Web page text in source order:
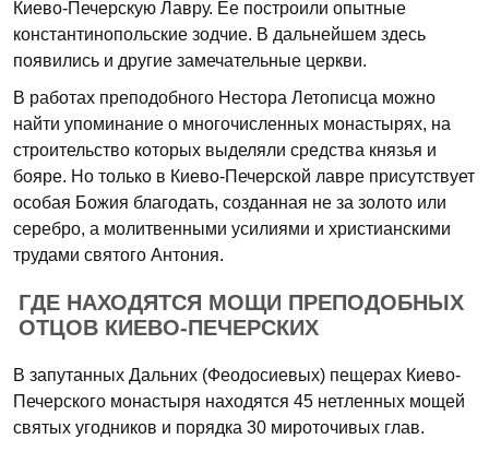
Киево-Печерскую Лавру. Ее построили опытные
константинопольские зодчие. В дальнейшем здесь
появились и другие замечательные церкви.
В работах преподобного Нестора Летописца можно
найти упоминание о многочисленных монастырях, на
строительство которых выделяли средства князья и
бояре. Но только в Киево-Печерской лавре присутствует
особая Божия благодать, созданная не за золото или
серебро, а молитвенными усилиями и христианскими
трудами святого Антония.
ГДЕ НАХОДЯТСЯ МОЩИ ПРЕПОДОБНЫХ
ОТЦОВ КИЕВО-ПЕЧЕРСКИХ
В запутанных Дальних (Феодосиевых) пещерах Киево-
Печерского монастыря находятся 45 нетленных мощей
святых угодников и порядка 30 мироточивых глав.